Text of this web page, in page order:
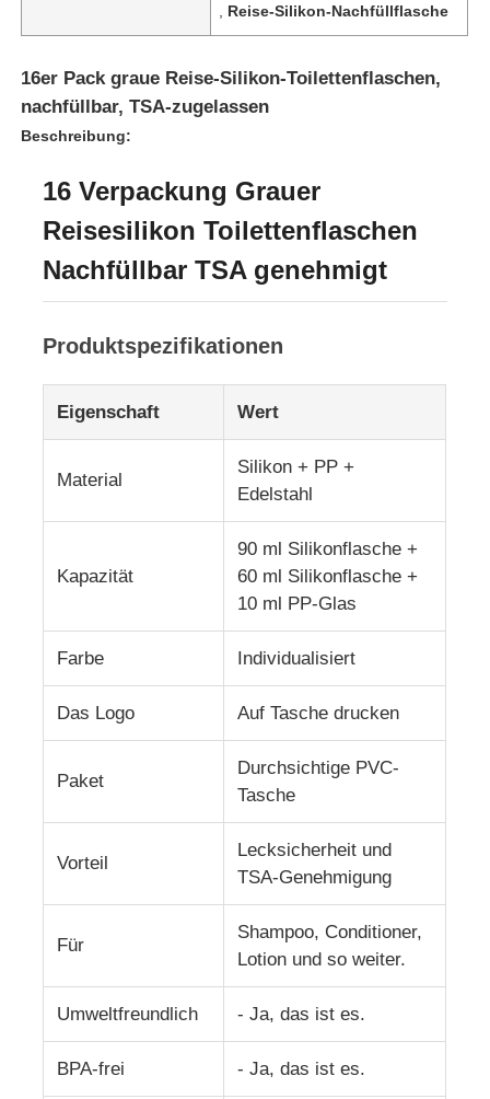
Produkte
Videos
Über uns
Kontakt mit uns
Fälle
Silikon Reiseflaschen-Set
Silikon-Fahrglas
Silikon-Zusammenklappbare Wasserflasche
Küchenprodukte aus Silikon
Silikonkautschukprodukte
Reise-Silikon-Nachfüllflasche
16er Pack graue Reise-Silikon-Toilettenflaschen,
nachfüllbar, TSA-zugelassen
Beschreibung:
16 Verpackung Grauer
Reisesilikon Toilettenflaschen
Nachfüllbar TSA genehmigt
Produktspezifikationen
Eigenschaft Wert
Material
Silikon + PP +
Edelstahl
Kapazität
90 ml Silikonflasche +
60 ml Silikonflasche +
10 ml PP-Glas
Farbe Individualisiert
Das Logo Auf Tasche drucken
Paket
Durchsichtige PVC-
Tasche
Vorteil
Lecksicherheit und
TSA-Genehmigung
Für
Shampoo, Conditioner,
Lotion und so weiter.
Umweltfreundlich - Ja, das ist es.
BPA-frei - Ja, das ist es.